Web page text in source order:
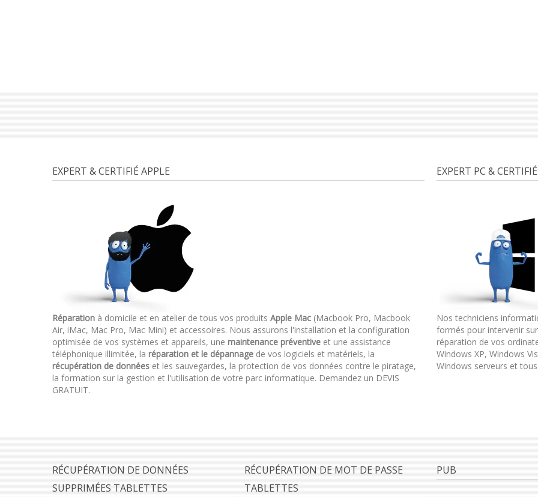
EXPERT & CERTIFIÉ APPLE
Réparation à domicile et en atelier de tous vos produits Apple Mac (Macbook Pro, Macbook
Air, iMac, Mac Pro, Mac Mini) et accessoires. Nous assurons l'installation et la configuration
optimisée de vos systèmes et appareils, une maintenance préventive et une assistance
téléphonique illimitée, la réparation et le dépannage de vos logiciels et matériels, la
récupération de données et les sauvegardes, la protection de vos données contre le piratage,
la formation sur la gestion et l'utilisation de votre parc informatique. Demandez un DEVIS
GRATUIT.
EXPERT PC &
Nos techniciens
formés pour intervenir
réparation de vos
Windows XP, Windows
Windows serveurs et
RÉCUPÉRATION DE DONNÉES
SUPPRIMÉES TABLETTES
RÉCUPÉRATION DE MOT DE PASSE
TABLETTES
PUB